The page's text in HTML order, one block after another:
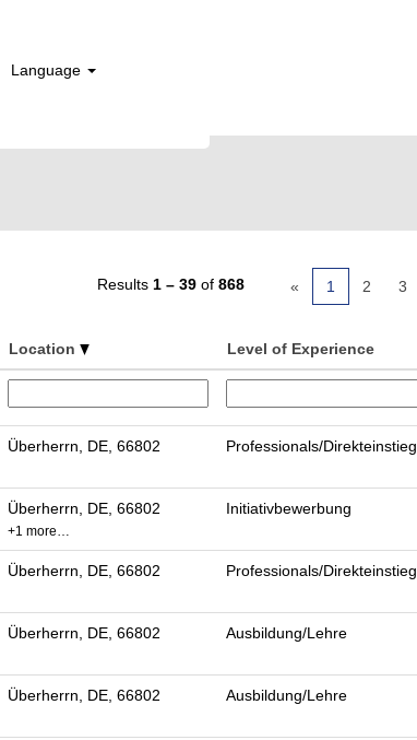
Language
Results 1 – 39of 868 « 1 2 3
Location Level of Experience
Überherrn, DE, 66802 Professionals/Direkteinstieg
Überherrn, DE, 66802
+1 more…
Initiativbewerbung
Überherrn, DE, 66802 Professionals/Direkteinstieg
Überherrn, DE, 66802 Ausbildung/Lehre
Überherrn, DE, 66802 Ausbildung/Lehre